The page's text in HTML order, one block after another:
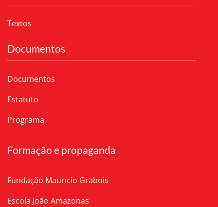
Textos
Documentos
Documentos
Estatuto
Programa
Formação e propaganda
Fundação Maurício Grabois
Escola João Amazonas